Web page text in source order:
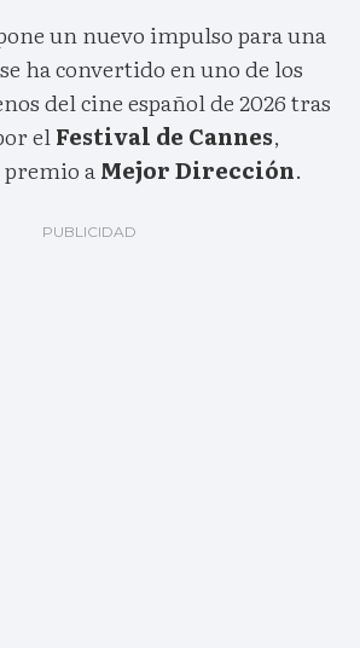
un nuevo impulso para una
ha convertido en uno de los
del cine español de 2026 tras
elFestival de Cannes,
aMejor Dirección.